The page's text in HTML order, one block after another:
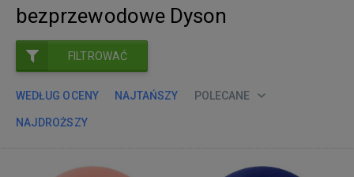
bezprzewodowe Dyson
FILTROWAĆ
WEDŁUG OCENY NAJTAŃSZY POLECANE
NAJDROŻSZY